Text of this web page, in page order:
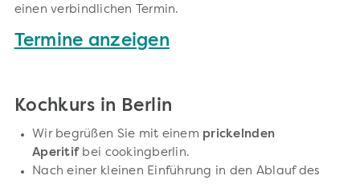
einen verbindlichen Termin.
Termine anzeigen
Kochkurs in Berlin
Wir begrüßen Sie mit einem prickelnden
Aperitifbei cookingberlin.
Nach einer kleinen Einführung in den Ablauf des